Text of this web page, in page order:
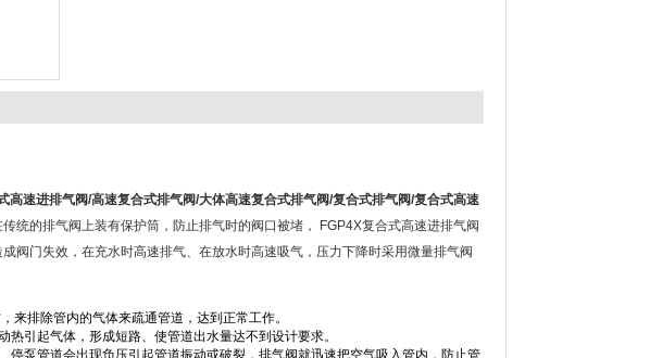
高速进排气阀/高速复合式排气阀/大体高速复合式排气阀/复合式排气阀/复合式高速
统的排气阀上装有保护筒，防止排气时的阀口被堵， FGP4X复合式高速进排气阀
阀门失效，在充水时高速排气、在放水时高速吸气，压力下降时采用微量排气阀
来排除管内的气体来疏通管道，达到正常工作。
引起气体，形成短路、使管道出水量达不到设计要求。
泵管道会出现负压引起管道振动或破裂，排气阀就迅速把空气吸入管内，防止管